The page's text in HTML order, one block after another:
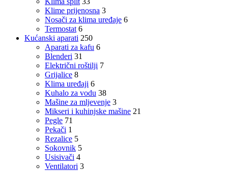
Klime prijenosna 3
Nosači za klima uređaje 6
Termostat 6
Kućanski aparati 250
Aparati za kafu 6
Blenderi 31
Električni roštilji 7
Grijalice 8
Klima uređaji 6
Kuhalo za vodu 38
Mašine za mljevenje 3
Mikseri i kuhinjske mašine 21
Pegle 71
Pekači 1
Rezalice 5
Sokovnik 5
Usisivači 4
Ventilatori 3